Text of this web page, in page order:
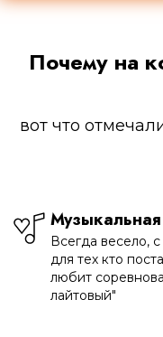
Почему на
вот что
Музыкальная
Всегда весело,
для тех кто
любит
лайтовый"